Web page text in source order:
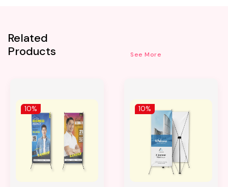
Related
Products
See More
10% 10%